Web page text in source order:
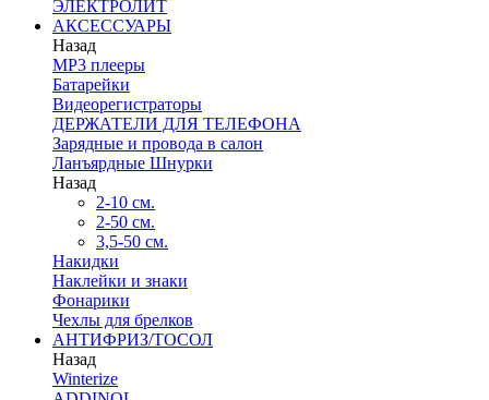
ЭЛЕКТРОЛИТ
АКСЕССУАРЫ
Назад
MP3 плееры
Батарейки
Видеорегистраторы
ДЕРЖАТЕЛИ ДЛЯ ТЕЛЕФОНА
Зарядные и провода в салон
Ланъярдные Шнурки
Назад
2-10 см.
2-50 см.
3,5-50 см.
Накидки
Наклейки и знаки
Фонарики
Чехлы для брелков
АНТИФРИЗ/ТОСОЛ
Назад
Winterize